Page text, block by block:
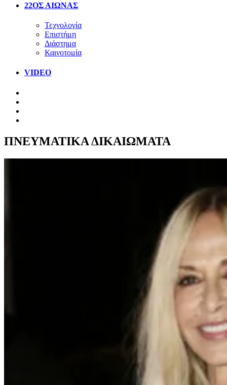
22ΟΣ ΑΙΩΝΑΣ
Τεχνολογία
Επιστήμη
Διάστημα
Καινοτομία
VIDEO
ΠΝΕΥΜΑΤΙΚΑ ΔΙΚΑΙΩΜΑΤΑ